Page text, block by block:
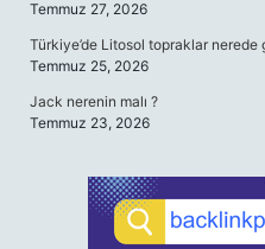
Temmuz 27, 2026
Türkiye’de Litosol topraklar nerede
Temmuz 25, 2026
Jack nerenin malı ?
Temmuz 23, 2026